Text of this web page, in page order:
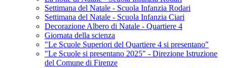
Settimana del Natale - Scuola Infanzia Rodari
Settimana del Natale - Scuola Infanzia Ciari
Decorazione Albero di Natale - Quartiere 4
Giornata della scienza
"Le Scuole Superiori del Quartiere 4 si presentano"
"Le Scuole si presentano 2025" - Direzione Istruzione
del Comune di Firenze